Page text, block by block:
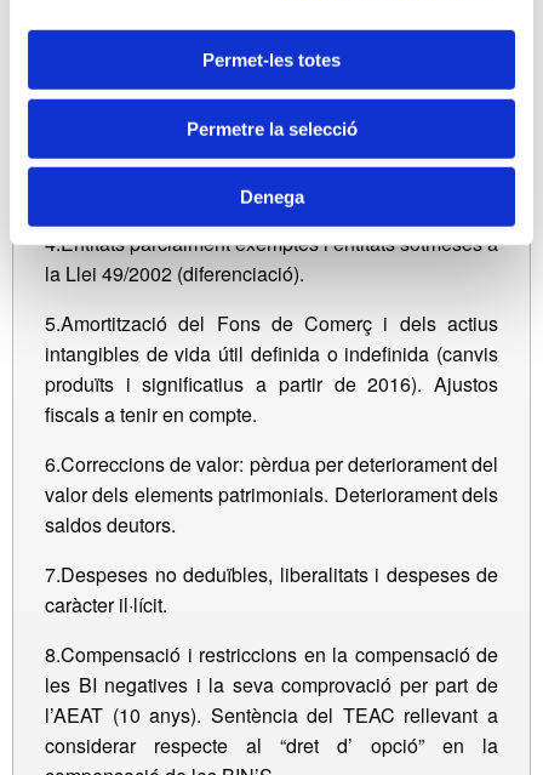
Permet-les totes
Permetre la selecció
Denega
2.Criteris a tenir en compte en la reversió dels
deterioraments de les participacions.
3.Criteris en la consideració de les societats
patrimonials sense activitat econòmica. Aplicació
d’incentius fiscals de la Llei 27/2014.
4.Entitats parcialment exemptes i entitats sotmeses a
la Llei 49/2002 (diferenciació).
5.Amortització del Fons de Comerç i dels actius
intangibles de vida útil definida o indefinida (canvis
produïts i significatius a partir de 2016). Ajustos
fiscals a tenir en compte.
6.Correccions de valor: pèrdua per deteriorament del
valor dels elements patrimonials. Deteriorament dels
saldos deutors.
7.Despeses no deduïbles, liberalitats i despeses de
caràcter il·lícit.
8.Compensació i restriccions en la compensació de
les BI negatives i la seva comprovació per part de
l’AEAT (10 anys). Sentència del TEAC rellevant a
considerar respecte al “dret d’ opció” en la